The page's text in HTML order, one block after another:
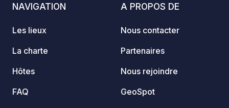
l’avance de votre visite.
NAVIGATION
Les lieux
La charte
Hôtes
FAQ
A PROPOS DE
Nous contacter
Partenaires
Nous rejoindre
GeoSpot